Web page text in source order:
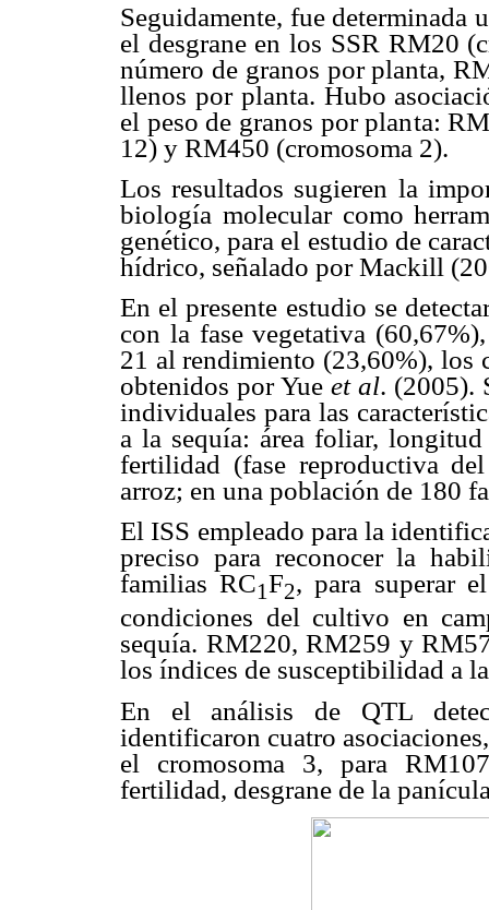
Seguidamente, fue determinada
el desgrane en los SSR RM20
número de granos por planta,
llenos por planta. Hubo
el peso de granos por planta:
12) y RM450 (cromosoma 2).
Los resultados sugieren la
biología molecular como
genético, para el estudio de
hídrico, señalado por Mackill
En el presente estudio se
con la fase vegetativa
21 al rendimiento (23,60%), los
obtenidos por Yue et al. (2005).
individuales para las
a la sequía: área foliar,
fertilidad (fase reproductiva
arroz; en una población de 180
El ISS empleado para la
preciso para reconocer la
familias RC1F2, para superar
condiciones del cultivo en
sequía. RM220, RM259 y
los índices de susceptibilidad a
En el análisis de QTL
identificaron cuatro
el cromosoma 3, para
fertilidad, desgrane de la